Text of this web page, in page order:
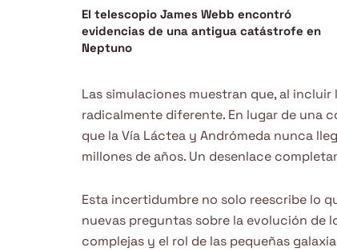
El telescopio James Webb encontró
evidencias de una antigua catástrofe en
Neptuno
Las simulaciones muestran que, al
radicalmente diferente. En lugar de una
que la Vía Láctea y Andrómeda nunca
millones de años. Un desenlace
Esta incertidumbre no solo reescribe lo
nuevas preguntas sobre la evolución de
complejas y el rol de las pequeñas